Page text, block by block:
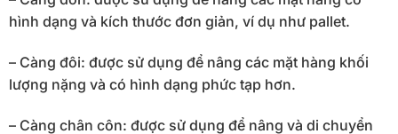
hình dạng và kích thước đơn giản, ví dụ như pallet.
– Càng đôi: được sử dụng để nâng các mặt hàng khối
lượng nặng và có hình dạng phức tạp hơn.
– Càng chân côn: được sử dụng để nâng và di chuyển